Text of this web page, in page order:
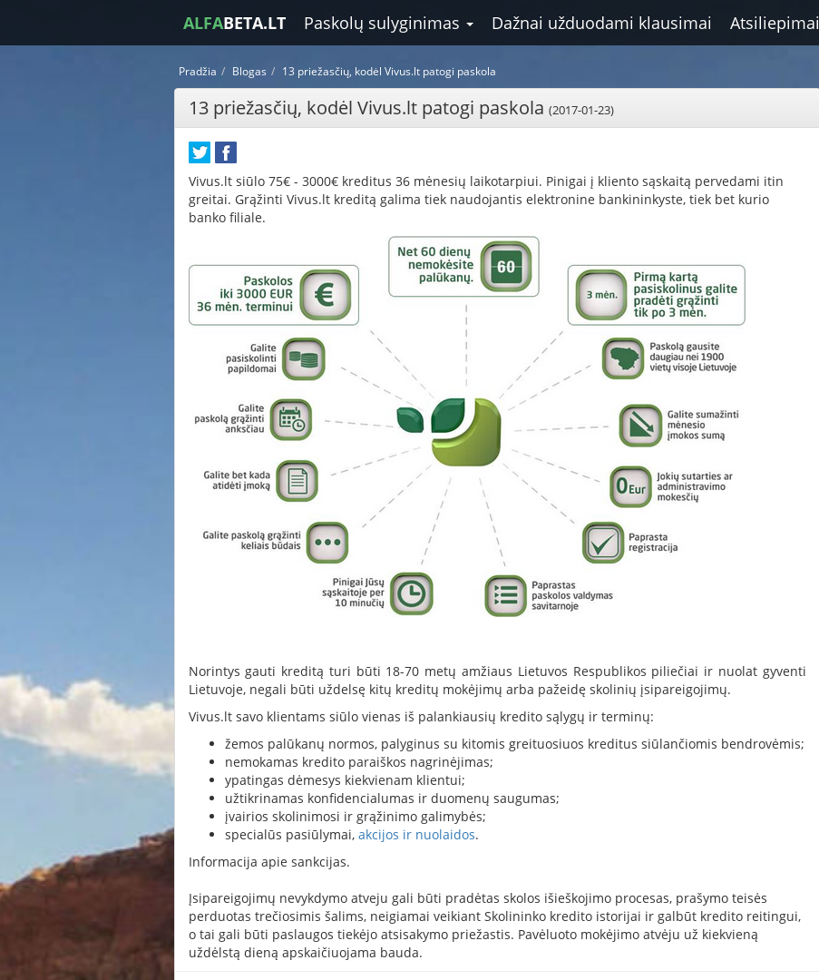
ALFABETA.LT Paskolų sulyginimas Dažnai užduodami klausimai Atsiliepimai
Pradžia Blogas 13 priežasčių, kodėl Vivus.lt patogi paskola
13 priežasčių, kodėl Vivus.lt patogi paskola (2017-01-23)
Vivus.lt siūlo 75€ - 3000€ kreditus 36 mėnesių laikotarpiui. Pinigai į kliento sąskaitą pervedami itin
greitai. Grąžinti Vivus.lt kreditą galima tiek naudojantis elektronine bankininkyste, tiek bet kurio
banko filiale.
Norintys gauti kreditą turi būti 18-70 metų amžiaus Lietuvos Respublikos piliečiai ir nuolat gyventi
Lietuvoje, negali būti uždelsę kitų kreditų mokėjimų arba pažeidę skolinių įsipareigojimų.
Vivus.lt savo klientams siūlo vienas iš palankiausių kredito sąlygų ir terminų:
žemos palūkanų normos, palyginus su kitomis greituosiuos kreditus siūlančiomis bendrovėmis;
nemokamas kredito paraiškos nagrinėjimas;
ypatingas dėmesys kiekvienam klientui;
užtikrinamas konfidencialumas ir duomenų saugumas;
įvairios skolinimosi ir grąžinimo galimybės;
specialūs pasiūlymai, akcijos ir nuolaidos.
Informacija apie sankcijas.
Įsipareigojimų nevykdymo atveju gali būti pradėtas skolos išieškojimo procesas, prašymo teisės
perduotas trečiosimis šalims, neigiamai veikiant Skolininko kredito istorijai ir galbūt kredito reitingui,
o tai gali būti paslaugos tiekėjo atsisakymo priežastis. Pavėluoto mokėjimo atvėju už kiekvieną
uždėlstą dieną apskaičiuojama bauda.